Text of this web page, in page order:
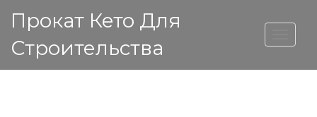
Прокат Кето Для
Строительства
ВЫСОТА ДОМА